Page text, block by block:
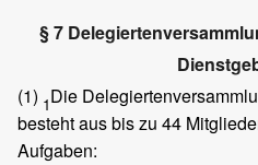
§ 7
(1) 1Die
besteht aus bis zu 44
Aufgaben: